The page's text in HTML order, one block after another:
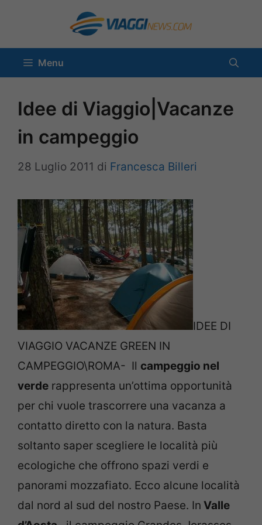
contenuto
Menu
Idee di Viaggio|Vacanze
in campeggio
28 Luglio 2011 di Francesca Billeri
IDEE DI
VIAGGIO VACANZE GREEN IN
CAMPEGGIO\ROMA- Il campeggio nel
verde rappresenta un’ottima opportunità
per chi vuole trascorrere una vacanza a
contatto diretto con la natura. Basta
soltanto saper scegliere le località più
ecologiche che offrono spazi verdi e
panorami mozzafiato. Ecco alcune località
dal nord al sud del nostro Paese. In Valle